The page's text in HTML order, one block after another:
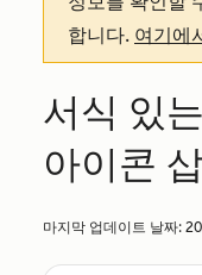
합니다. 여기에
서식 있
아이콘
마지막 업데이트 날짜: